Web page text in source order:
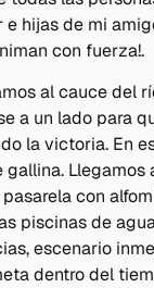
e hijas de mi
con fuerza!.
al cauce del
a un lado para
la victoria. En
gallina.
pasarela con
piscinas de
escenario
dentro del